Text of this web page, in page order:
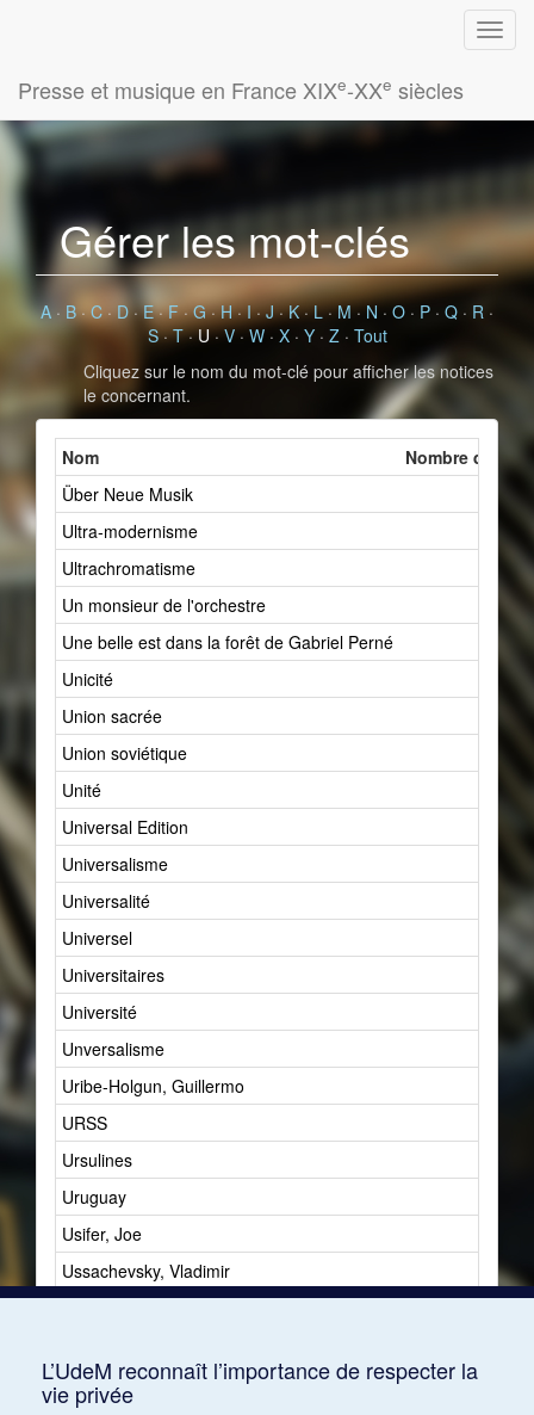
Presse et musique en France XIXe-XXe siècles
Gérer les mot-clés
A · B·C ·D·E·F·G·H·I·J·K·L·M·N · O · P · Q · R ·
S·T·U·V·W· X· Y· Z· Tout
Cliquez sur le nom du mot-clé pour afficher les notices
le concernant.
Nom
Nombre de
Über Neue Musik
Ultra-modernisme
2
Ultrachromatisme
Un monsieur de l'orchestre
1
Une belle est dans la forêt de Gabriel Perné
Unicité
Union sacrée
Union soviétique
Unité
Universal Edition
Universalisme
Universalité
Universel
Universitaires
1
Université
2
Unversalisme
Uribe-Holgun, Guillermo
URSS
Ursulines
Uruguay
Usifer, Joe
Ussachevsky, Vladimir
1
L’UdeM reconnaît l’importance de respecter la
vie privée